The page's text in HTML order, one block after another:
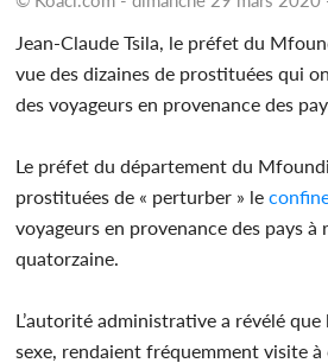
Jean-Claude Tsila, le préfet du
vue des dizaines de prostituées qui
des voyageurs en provenance des
Le préfet du département du
prostituées de « perturber » le
voyageurs en provenance des pays à
quatorzaine.
L’autorité administrative a révélé
sexe, rendaient fréquemment visite à